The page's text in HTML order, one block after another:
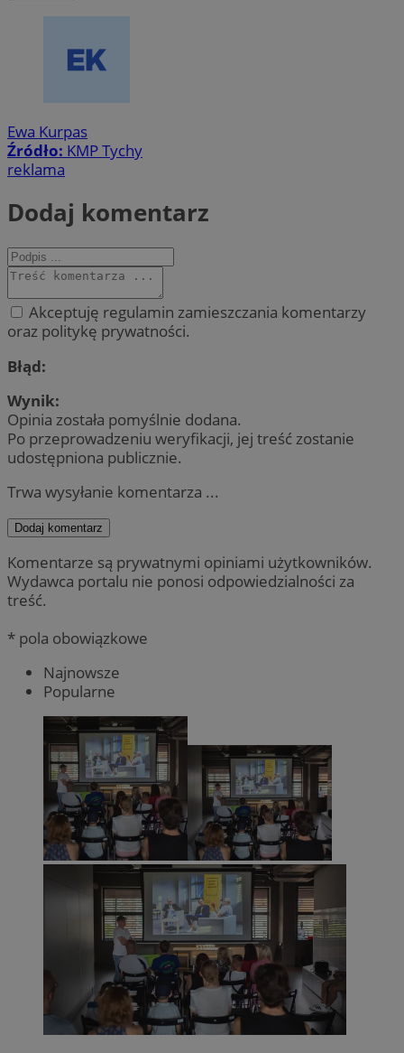
Ewa Kurpas
Źródło: KMP Tychy
reklama
Dodaj komentarz
Akceptuję regulamin zamieszczania komentarzy
oraz politykę prywatności.
Błąd:
Wynik:
Opinia została pomyślnie dodana.
Po przeprowadzeniu weryfikacji, jej treść zostanie
udostępniona publicznie.
Trwa wysyłanie komentarza ...
Dodaj komentarz
Komentarze są prywatnymi opiniami użytkowników.
Wydawca portalu nie ponosi odpowiedzialności za
treść.
* pola obowiązkowe
Najnowsze
Popularne